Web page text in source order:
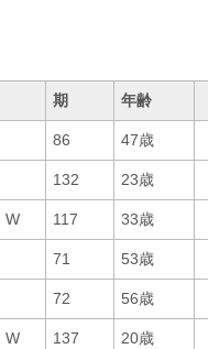
期 年齢
86 47歳
132 23歳
W 117 33歳
71 53歳
72 56歳
W 137 20歳